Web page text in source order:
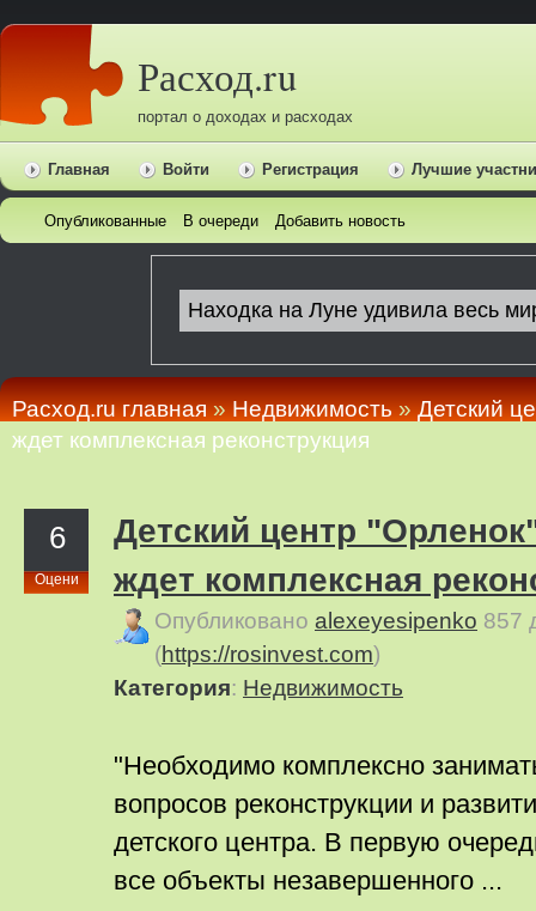
Расход.ru
портал о доходах и расходах
Главная Войти Регистрация Лучшие
Опубликованные В очереди Добавить новость
Расход.ru главная»Недвижимость»Детский
ждет комплексная реконструкция
6
Оцени
Детский центр
ждет комплексная
Опубликовано alexeyesipenko 857
(https://rosinvest.com)
Категория: Недвижимость
"Необходимо комплексно
вопросов реконструкции и
детского центра. В первую
все объекты незавершенного ...